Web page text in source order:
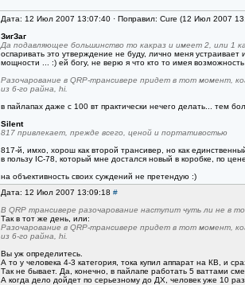
Дата: 12 Июл 2007 13:07:40 · Поправил: Cure (12 Июл 2007
ЗигЗаг
Да подавляющее большинство то какраз и имеет 2, или 1
оспаривать это утверждение не буду, лично меня устраивает
мощности ... :) ей богу, не верю я что кто то имея
Разочарование в QRP-трансивере придет в тот момент,
из 6-го райна, hi.
в пайлапах даже с 100 вт практически нечего делать... тем
Silent
817 привлекает, прежде всего, ценой и портативостью
817-й, имхо, хорош как второй трансивер, но как
в пользу IC-78, который мне достался новый в коробке, по
на объективность своих суждений не претендую :)
Дата: 12 Июл 2007 13:09:18 #
В QRP трансивере разочарование наступит чуть ли не в
Так в тот же день, или:
Разочарование в QRP-трансивере придет в тот момент,
из 6-го райна, hi.
Вы уж определитесь.
А то у человека 4-3 категория, тока купил аппарат на КВ, и
Так не бывает. Да, конечно, в пайлапе работать 5 ваттами
А когда дело дойдет по серьезному до ДХ, человек уже 10 раз